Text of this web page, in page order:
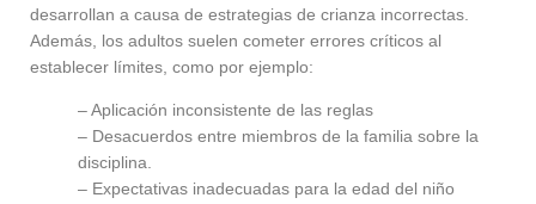
desarrollan a causa de estrategias de crianza incorrectas.
Además, los adultos suelen cometer errores críticos al
establecer límites, como por ejemplo:
– Aplicación inconsistente de las reglas
– Desacuerdos entre miembros de la familia sobre la
disciplina.
– Expectativas inadecuadas para la edad del niño